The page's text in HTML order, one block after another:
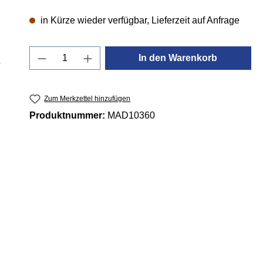
in Kürze wieder verfügbar, Lieferzeit auf Anfrage
Produkt Anzahl: Gib den
In den Warenkorb
Zum Merkzettel hinzufügen
Produktnummer: MAD10360